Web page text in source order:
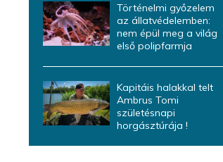
Történelmi győzelem
az állatvédelemben:
nem épül meg a világ
első polipfarmja
Kapitáis halakkal telt
Ambrus Tomi
születésnapi
horgásztúrája !